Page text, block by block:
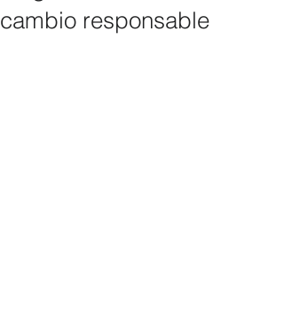
cambio responsable